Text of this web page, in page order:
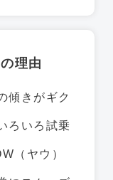
理由
傾きがギク
ろいろ試乗
（ヤウ）